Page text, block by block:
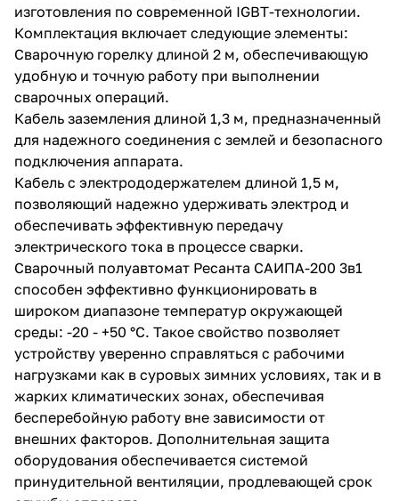
изготовления по современной IGBT-технологии.
Комплектация включает следующие элементы:
Сварочную горелку длиной 2 м, обеспечивающую
удобную и точную работу при выполнении
сварочных операций.
Кабель заземления длиной 1,3 м, предназначенный
для надежного соединения с землей и безопасного
подключения аппарата.
Кабель с электрододержателем длиной 1,5 м,
позволяющий надежно удерживать электрод и
обеспечивать эффективную передачу
электрического тока в процессе сварки.
Сварочный полуавтомат Ресанта САИПА-200 3в1
способен эффективно функционировать в
широком диапазоне температур окружающей
среды: -20 - +50 °C. Такое свойство позволяет
устройству уверенно справляться с рабочими
нагрузками как в суровых зимних условиях, так и в
жарких климатических зонах, обеспечивая
бесперебойную работу вне зависимости от
внешних факторов. Дополнительная защита
оборудования обеспечивается системой
принудительной вентиляции, продлевающей срок